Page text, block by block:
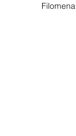
Filomena